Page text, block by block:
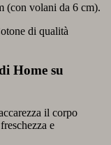
(con volani da 6 cm).
di qualità
Home su
il corpo
e